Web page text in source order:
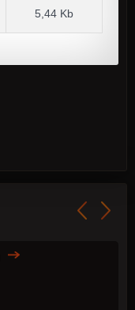
5,44 Kb